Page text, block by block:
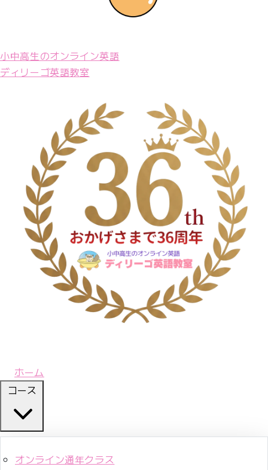
小中高生のオンライン英語
ディリーゴ英語教室
ホーム
コース
オンライン通年クラス